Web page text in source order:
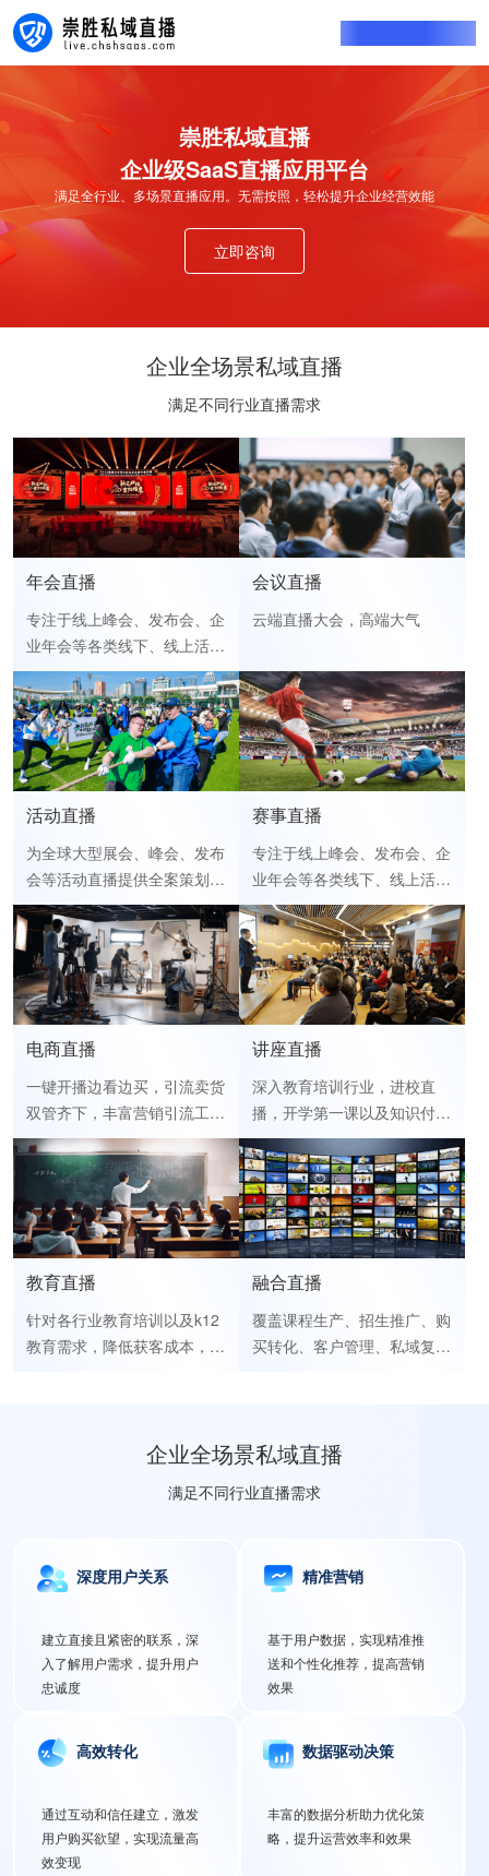
崇胜私域直播
企业级SaaS直播应用平台
满足全行业、多场景直播应用。无需按照，轻松提升企业经营效能
立即咨询
企业全场景私域直播
满足不同行业直播需求
年会直播
专注于线上峰会、发布会、企
业年会等各类线下、线上活动
直播服务，打造营销现场
会议直播
云端直播大会，高端大气
活动直播
为全球大型展会、峰会、发布
会等活动直播提供全案策划、
品牌页面定制链接、技术实
施、平台支持、现场执行、推
广分发到效果交付等全链路解
决方案
赛事直播
专注于线上峰会、发布会、企
业年会等各类线下、线上活动
直播服务，打造营销现场
电商直播
一键开播边看边买，引流卖货
双管齐下，丰富营销引流工
具，有效提高商品成交量
讲座直播
深入教育培训行业，进校直
播，开学第一课以及知识付费
等场景，都能提供直播解决方
案。无限创建直播间数量，支
持直播间同时开播，短链引流
等功能，帮助教育培训商家引
流变现。
教育直播
针对各行业教育培训以及k12
教育需求，降低获客成本，提
融合直播
覆盖课程生产、招生推广、购
买转化、客户管理、私域复购
企业全场景私域直播
满足不同行业直播需求
深度用户关系
建立直接且紧密的联系，深
入了解用户需求，提升用户
忠诚度
精准营销
基于用户数据，实现精准推
送和个性化推荐，提高营销
效果
高效转化
通过互动和信任建立，激发
用户购买欲望，实现流量高
效变现
数据驱动决策
丰富的数据分析助力优化策
略，提升运营效率和效果